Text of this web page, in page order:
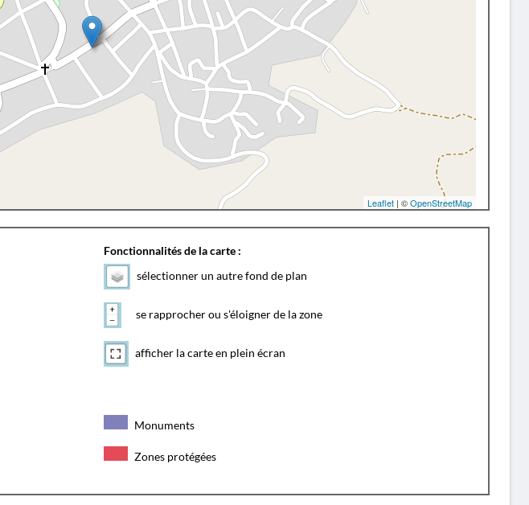
Leaflet | ©OpenStreetMap
Fonctionnalités de la carte :
sélectionner un autre fond de plan
se rapprocher ou s'éloigner de la zone
afficher la carte en plein écran
Monuments
Zones protégées